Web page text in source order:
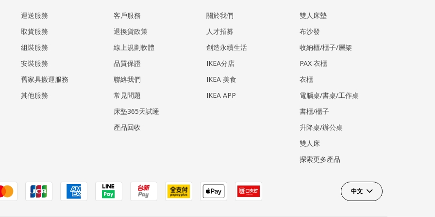
運送服務
取貨服務
組裝服務
安裝服務
​舊家具搬運服務
其他服務
客戶服務
退換貨政策
線上規劃軟體
品質保證
聯絡我們
常見問題
床墊365天試睡
產品回收
關於我們
人才招募
創造永續生活
IKEA分店
IKEA 美食
IKEA APP
雙人床墊
布沙發
收納櫃/櫃子/層架
PAX 衣櫃
衣櫃
電腦桌/書桌/工作桌
書櫃/櫃子
升降桌/辦公桌
雙人床
探索更多產品
中文